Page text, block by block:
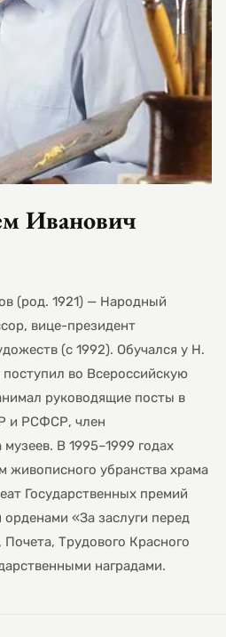
Иванович
(род. 1921) — Народный
вице-президент
(с 1992). Обучался у Н.
поступил во Всероссийскую
руководящие посты в
и РСФСР, член
В 1995–1999 годах
живописного убранства храма
Государственных премий
«За заслуги перед
Трудового Красного
наградами.